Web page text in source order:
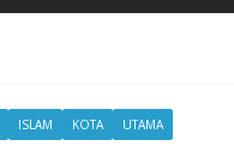
ISLAM KOTA UTAMA